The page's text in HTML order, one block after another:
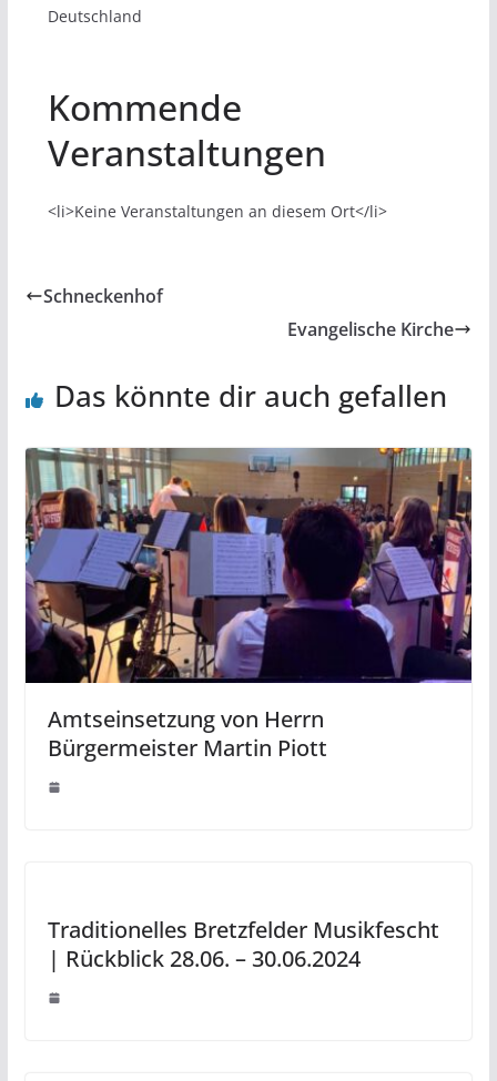
Deutschland
Kommende
Veranstaltungen
<li>Keine Veranstaltungen an diesem Ort</li>
Schneckenhof
Evangelische Kirche
Das könnte dir auch gefallen
Amtseinsetzung von Herrn
Bürgermeister Martin Piott
Traditionelles Bretzfelder Musikfescht
| Rückblick 28.06. – 30.06.2024